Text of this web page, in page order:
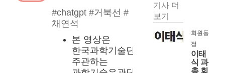
#chatgpt #거북선 #
채연석
본 영상은
한국과학기술단체총연합회가
주관하는
기사 더
보기
회원동
정
이태
식 과
총 회